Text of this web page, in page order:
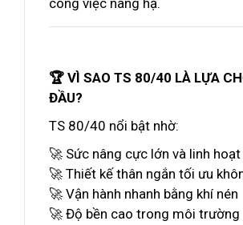
công việc nâng hạ.
🏆 VÌ SAO TS 80/40 LÀ LỰA
ĐẦU?
TS 80/40 nổi bật nhờ:
🚀 Sức nâng cực lớn và linh hoạt
🚀 Thiết kế thân ngắn tối ưu
🚀 Vận hành nhanh bằng khí nén
🚀 Độ bền cao trong môi trường